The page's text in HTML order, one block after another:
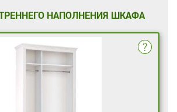
НАПОЛНЕНИЯ ШКАФА